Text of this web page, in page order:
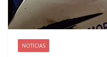
NOTICIAS